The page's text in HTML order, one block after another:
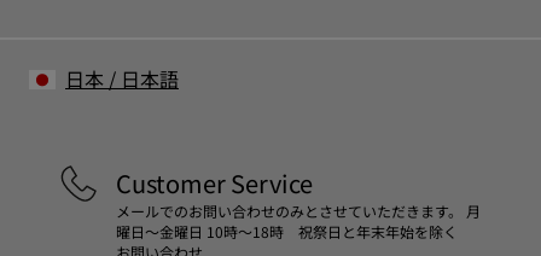
Customer Service
メールでのお問い合わせのみとさせていただきます。 月
曜日～金曜日 10時～18時 祝祭日と年末年始を除く
お問い合わせ
日本 / 日本語